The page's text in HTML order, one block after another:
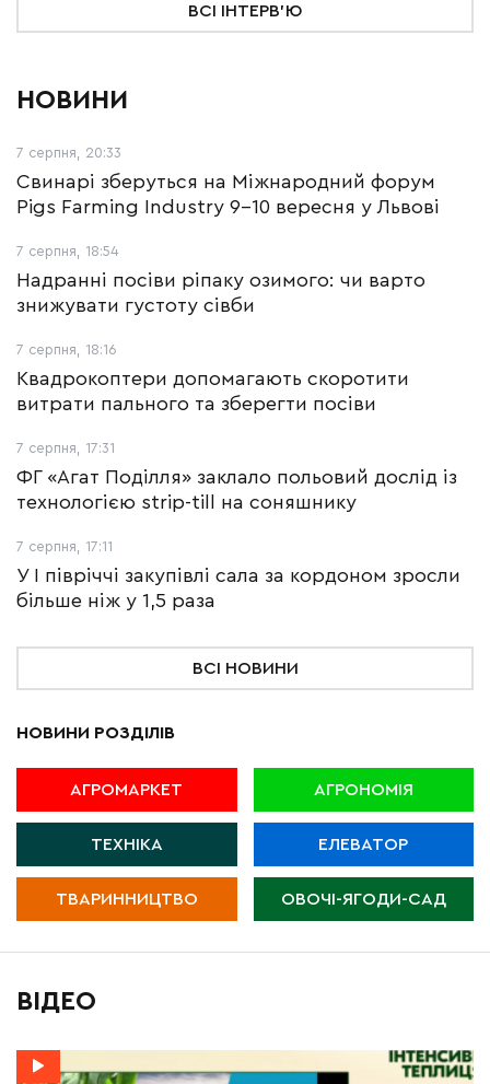
ВСІ ІНТЕРВ'Ю
НОВИНИ
7 серпня, 20:33
Свинарі зберуться на Міжнародний форум
Pigs Farming Industry 9-10 вересня у Львові
7 серпня, 18:54
Надранні посіви ріпаку озимого: чи варто
знижувати густоту сівби
7 серпня, 18:16
Квадрокоптери допомагають скоротити
витрати пального та зберегти посіви
7 серпня, 17:31
ФГ «Агат Поділля» заклало польовий дослід із
технологією strip-till на соняшнику
7 серпня, 17:11
У І півріччі закупівлі сала за кордоном зросли
більше ніж у 1,5 раза
ВСІ НОВИНИ
НОВИНИ РОЗДІЛІВ
АГРОМАРКЕТ АГРОНОМІЯ
ТЕХНІКА ЕЛЕВАТОР
ТВАРИННИЦТВО ОВОЧІ-ЯГОДИ-САД
ВІДЕО